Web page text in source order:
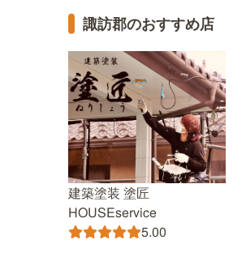
諏訪郡のおすすめ店
建築塗装 塗匠
HOUSEservice
5.00